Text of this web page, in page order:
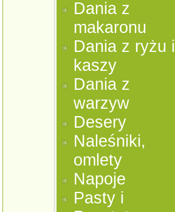
Dania z
makaronu
Dania z ryżu i
kaszy
Dania z
warzyw
Desery
Naleśniki,
omlety
Napoje
Pasty i